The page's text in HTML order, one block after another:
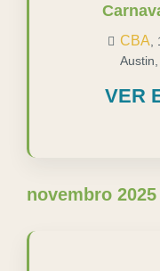
CBA
Austin
VER
novembro 2025